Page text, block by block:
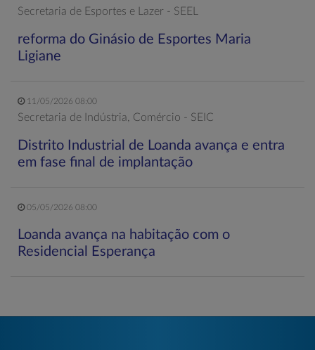
Secretaria de Esportes e Lazer - SEEL
reforma do Ginásio de Esportes Maria
Ligiane
11/05/2026 08:00
Secretaria de Indústria, Comércio - SEIC
Distrito Industrial de Loanda avança e entra
em fase final de implantação
05/05/2026 08:00
Loanda avança na habitação com o
Residencial Esperança